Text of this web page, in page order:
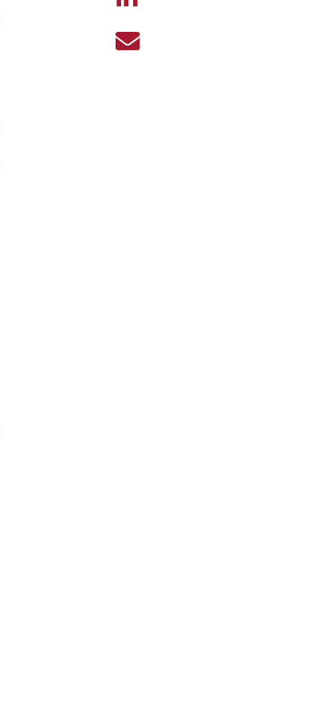
FRAGILITÀ E